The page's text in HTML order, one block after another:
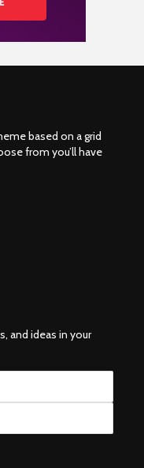
based on a grid
from you’ll have
and ideas in your